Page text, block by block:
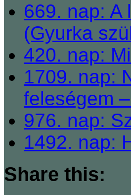
669. nap: A
(Gyurka
420. nap:
1709. nap:
feleségem
976. nap:
1492. nap:
Share this: